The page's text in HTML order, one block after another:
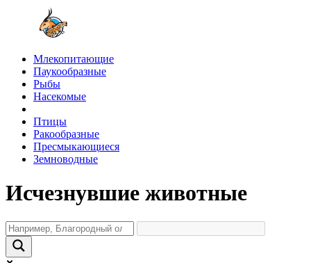
Млекопитающие
Паукообразные
Рыбы
Насекомые
Птицы
Ракообразные
Пресмыкающиеся
Земноводные
Исчезнувшие животные